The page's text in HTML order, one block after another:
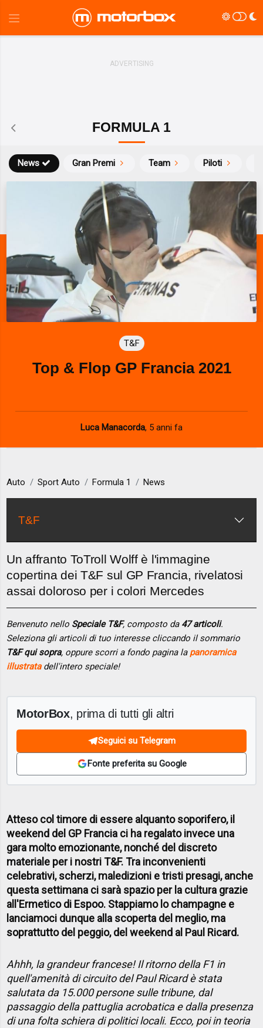
FORMULA 1
News Gran Premi Team Piloti
T&F
Top & Flop GP Francia 2021
Luca Manacorda, 5 anni fa
Auto Sport Auto Formula 1 News
T&F
Un affranto ToTroll Wolff è l'immagine
copertina dei T&F sul GP Francia, rivelatosi
assai doloroso per i colori Mercedes
Benvenuto nello Speciale T&F, composto da 47 articoli.
Seleziona gli articoli di tuo interesse cliccando il sommario
T&F qui sopra, oppure scorri a fondo pagina la panoramica
illustratadell'intero speciale!
MotorBox, prima di tutti gli altri
Seguici su Telegram
Fonte preferita su Google
Atteso col timore di essere alquanto soporifero, il
weekend del GP Francia ci ha regalato invece una
gara molto emozionante, nonché del discreto
materiale per i nostri T&F. Tra inconvenienti
celebrativi, scherzi, maledizioni e tristi presagi, anche
questa settimana ci sarà spazio per la cultura grazie
all'Ermetico di Espoo. Stappiamo lo champagne e
lanciamoci dunque alla scoperta del meglio, ma
soprattutto del peggio, del weekend al Paul Ricard.
Ahhh, la grandeur francese! Il ritorno della F1 in
quell'amenità di circuito del Paul Ricard è stata
salutata da 15.000 persone sulle tribune, dal
passaggio della pattuglia acrobatica e dalla presenza
di una folta schiera di politici locali. Ecco, poi in teoria